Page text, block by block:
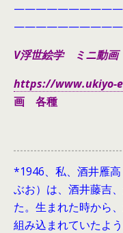
V浮世絵学 ミニ動
https://www.ukiyo-
画 各種
*1946、 私、酒井雁
ぶお）は、酒井藤吉
た。生まれた時から
組み込まれていたよ